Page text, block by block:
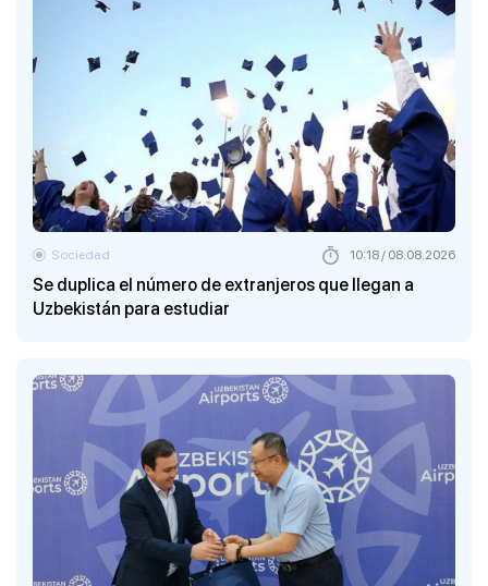
Se duplica el número de extranjeros que llegan a
Uzbekistán para estudiar
Sociedad 10:18 / 08.08.2026